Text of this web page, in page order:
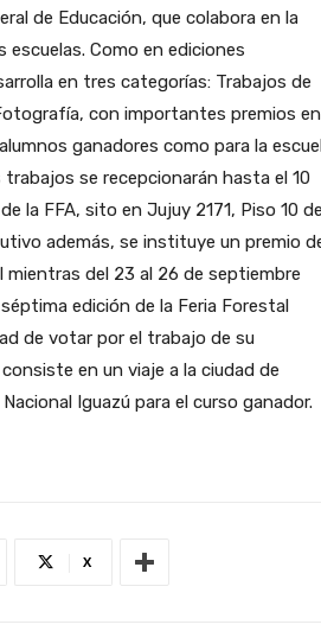
de Educación, que colabora en la
Como en ediciones
en tres categorías: Trabajos de
con importantes premios en
ganadores como para la
se recepcionarán hasta el 10
la FFA, sito en Jujuy 2171, Piso 10 de
además, se instituye un premio
del 23 al 26 de septiembre
edición de la Feria Forestal
de votar por el trabajo de su
en un viaje a la ciudad de
Iguazú para el curso ganador.
X